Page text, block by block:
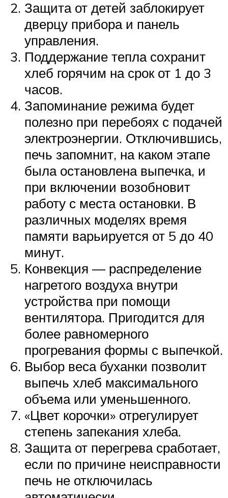
Защита от детей заблокирует
дверцу прибора и панель
управления.
Поддержание тепла сохранит
хлеб горячим на срок от 1 до 3
часов.
Запоминание режима будет
полезно при перебоях с подачей
электроэнергии. Отключившись,
печь запомнит, на каком этапе
была остановлена выпечка, и
при включении возобновит
работу с места остановки. В
различных моделях время
памяти варьируется от 5 до 40
минут.
Конвекция — распределение
нагретого воздуха внутри
устройства при помощи
вентилятора. Пригодится для
более равномерного
прогревания формы с выпечкой.
Выбор веса буханки позволит
выпечь хлеб максимального
объема или уменьшенного.
«Цвет корочки» отрегулирует
степень запекания хлеба.
Защита от перегрева сработает,
если по причине неисправности
печь не отключилась